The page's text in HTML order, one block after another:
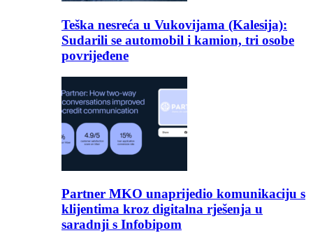
Teška nesreća u Vukovijama (Kalesija):
Sudarili se automobil i kamion, tri osobe
povrijeđene
Partner MKO unaprijedio komunikaciju s
klijentima kroz digitalna rješenja u
saradnji s Infobipom